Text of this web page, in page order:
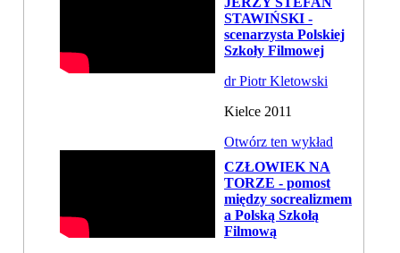
STAWIŃSKI -
scenarzysta Polskiej
Szkoły Filmowej
dr Piotr Kletowski
Kielce 2011
Otwórz ten wykład
CZŁOWIEK NA
TORZE - pomost
między socrealizmem
a Polską Szkołą
Filmową